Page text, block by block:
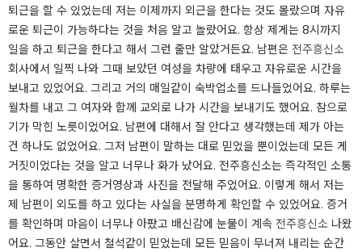
퇴근을 할 수 있었는데 저는 이제까지 외근을 한다는 것도 몰랐으며 자유
로운 퇴근이 가능하다는 것을 처음 알고 놀랐어요. 항상 제게는 8시까지
일을 하고 퇴근을 한다고 해서 그런 줄만 알았거든요. 남편은 전주흥신소
회사에서 일찍 나와 그때 보았던 여성을 차량에 태우고 자유로운 시간을
보내고 있었어요. 그리고 거의 매일같이 숙박업소를 드나들었어요. 하루는
월차를 내고 그 여자와 함께 교외로 나가 시간을 보내기도 했어요. 참으로
기가 막힌 노릇이었어요. 남편에 대해서 잘 안다고 생각했는데 제가 아는
건 하나도 없었어요. 그저 남편이 말하는 대로 믿었을 뿐이었는데 모든 게
거짓이었다는 것을 알고 너무나 화가 났어요. 전주흥신소는 즉각적인 소통
을 통하여 명확한 증거영상과 사진을 전달해 주었어요. 이렇게 해서 저는
제 남편이 외도를 하고 있다는 사실을 분명하게 확인할 수 있었어요. 증거
를 확인하며 마음이 너무나 아팠고 배신감에 눈물이 계속 전주흥신소 나왔
어요. 그동안 살면서 철석같이 믿었는데 모든 믿음이 무너져 내리는 순간